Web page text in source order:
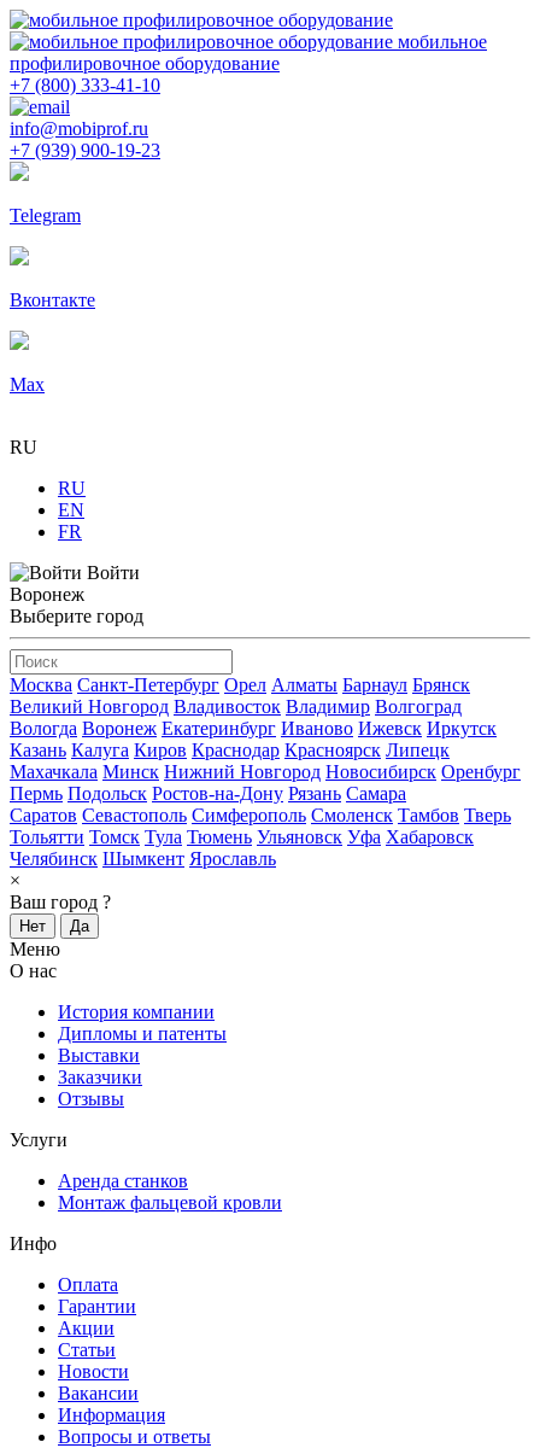
мобильное
профилировочное оборудование
+7 (800) 333-41-10
info@mobiprof.ru
+7 (939) 900-19-23
Telegram
Вконтакте
Max
RU
RU
EN
FR
Войти
Воронеж
Выберите город
Москва Санкт-Петербург Орел Алматы Барнаул Брянск
Великий Новгород Владивосток Владимир Волгоград
Вологда Воронеж Екатеринбург Иваново Ижевск Иркутск
Казань Калуга Киров Краснодар Красноярск Липецк
Махачкала Минск Нижний Новгород Новосибирск Оренбург
Пермь Подольск Ростов-на-Дону Рязань Самара
Саратов Севастополь Симферополь Смоленск Тамбов Тверь
Тольятти Томск Тула Тюмень Ульяновск Уфа Хабаровск
Челябинск Шымкент Ярославль
×
Ваш город ?
Нет Да
Меню
О нас
История компании
Дипломы и патенты
Выставки
Заказчики
Отзывы
Услуги
Аренда станков
Монтаж фальцевой кровли
Инфо
Оплата
Гарантии
Акции
Статьи
Новости
Вакансии
Информация
Вопросы и ответы